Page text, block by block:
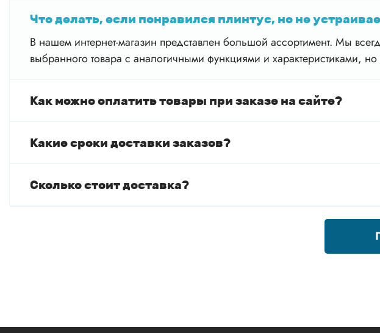
Что делать, если понравился плинтус, но не
В нашем интернет-магазин представлен большой ассортимент. Мы
выбранного товара с аналогичными функциями и характеристиками,
Как можно оплатить товары при заказе на сайте?
Какие сроки доставки заказов?
Сколько стоит доставка?